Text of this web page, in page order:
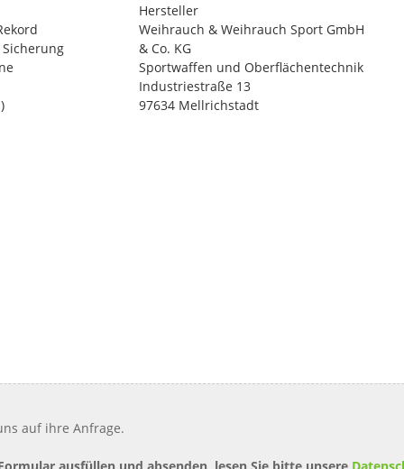
Hersteller
Weihrauch & Weihrauch Sport GmbH
& Co. KG
Sportwaffen und Oberflächentechnik
Industriestraße 13
97634 Mellrichstadt
auf ihre Anfrage.